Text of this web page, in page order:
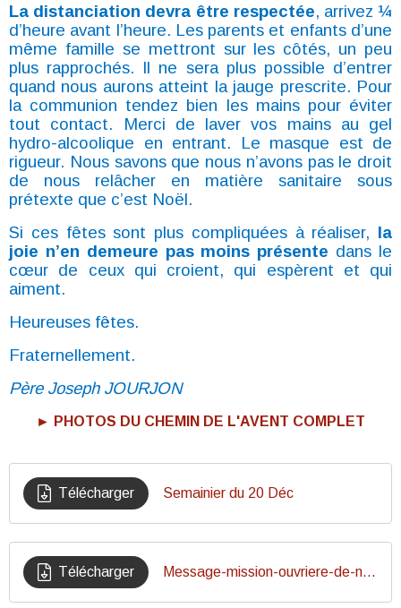
La distanciation devra être respectée, arrivez ¼
d’heure avant l’heure. Les parents et enfants d’une
même famille se mettront sur les côtés, un peu
plus rapprochés. Il ne sera plus possible d’entrer
quand nous aurons atteint la jauge prescrite. Pour
la communion tendez bien les mains pour éviter
tout contact. Merci de laver vos mains au gel
hydro-alcoolique en entrant. Le masque est de
rigueur. Nous savons que nous n’avons pas le droit
de nous relâcher en matière sanitaire sous
prétexte que c’est Noël.
Si ces fêtes sont plus compliquées à réaliser, la
joie n’en demeure pas moins présente dans le
cœur de ceux qui croient, qui espèrent et qui
aiment.
Heureuses fêtes.
Fraternellement.
Père Joseph JOURJON
► PHOTOS DU CHEMIN DE L'AVENT COMPLET
Télécharger Semainier du 20 Déc
Télécharger Message-mission-ouvriere-de-noel